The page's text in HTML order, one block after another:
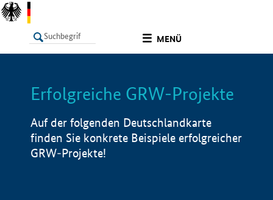
MENÜ
LISTE Info
Erfolgreiche GRW-Projekte
Auf der folgenden Deutschlandkarte
finden Sie konkrete Beispiele erfolgreicher
GRW-Projekte!